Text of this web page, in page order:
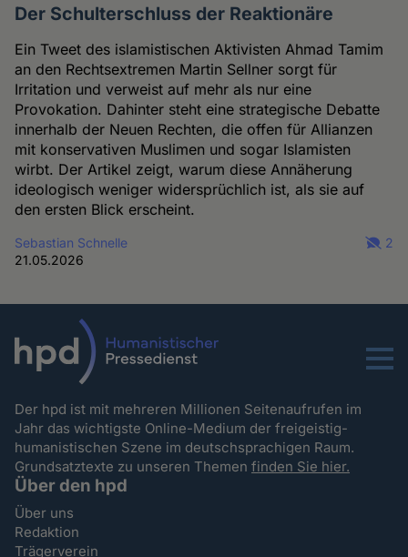
Der Schulterschluss der Reaktionäre
Ein Tweet des islamistischen Aktivisten Ahmad Tamim
an den Rechtsextremen Martin Sellner sorgt für
Irritation und verweist auf mehr als nur eine
Provokation. Dahinter steht eine strategische Debatte
innerhalb der Neuen Rechten, die offen für Allianzen
mit konservativen Muslimen und sogar Islamisten
wirbt. Der Artikel zeigt, warum diese Annäherung
ideologisch weniger widersprüchlich ist, als sie auf
den ersten Blick erscheint.
Sebastian Schnelle
21.05.2026
2
Menu
Der hpd ist mit mehreren Millionen Seitenaufrufen im
Jahr das wichtigste Online-Medium der freigeistig-
humanistischen Szene im deutschsprachigen Raum.
Grundsatztexte zu unseren Themenfinden Sie hier.
Über den hpd
Über uns
Redaktion
Trägerverein